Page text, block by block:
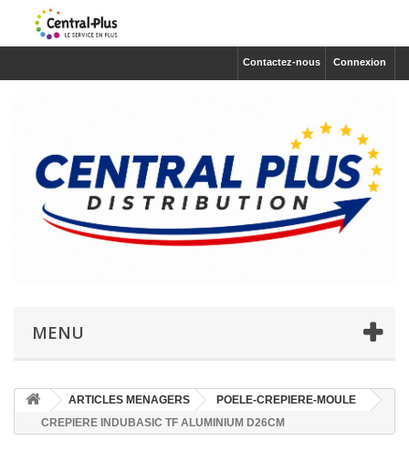
Connexion
Contactez-nous
MENU
ARTICLES MENAGERS
POELE-CREPIERE-MOULE
CREPIERE INDUBASIC TF ALUMINIUM D26CM